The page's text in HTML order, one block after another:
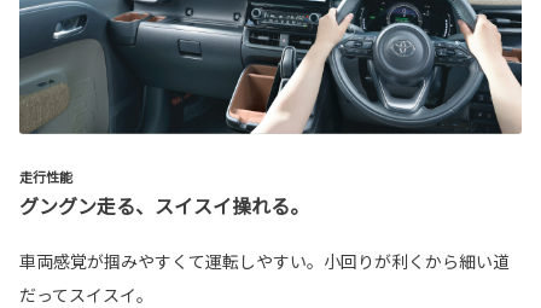
走行性能
グングン走る、スイスイ操れる。
車両感覚が掴みやすくて運転しやすい。小回りが利くから細い道
だってスイスイ。